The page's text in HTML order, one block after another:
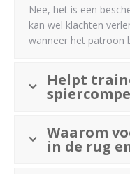
Nee, het is een
kan wel klachten
wanneer het patroon
Helpt
Waarom
in de rug